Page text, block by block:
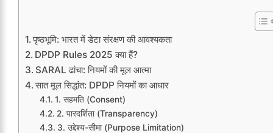
पृष्ठभूमि: भारत में डेटा संरक्षण की आवश्यकता
DPDP Rules 2025 क्या हैं?
SARAL ढांचा: नियमों की मूल आत्मा
सात मूल सिद्धांत: DPDP नियमों का आधार
1. सहमति (Consent)
2. पारदर्शिता (Transparency)
3. उद्देश्य-सीमा (Purpose Limitation)